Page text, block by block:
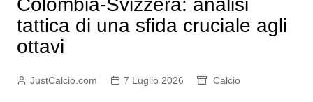
Colombia-Svizzera: analisi
tattica di una sfida cruciale agli
ottavi
JustCalcio.com 7 Luglio 2026 Calcio